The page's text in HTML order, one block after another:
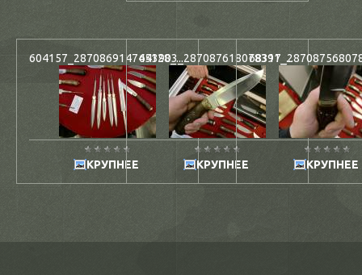
604157_287086914745128_...
КРУПНЕЕ
643903_287087618078391_...
КРУПНЕЕ КРУПНЕЕ